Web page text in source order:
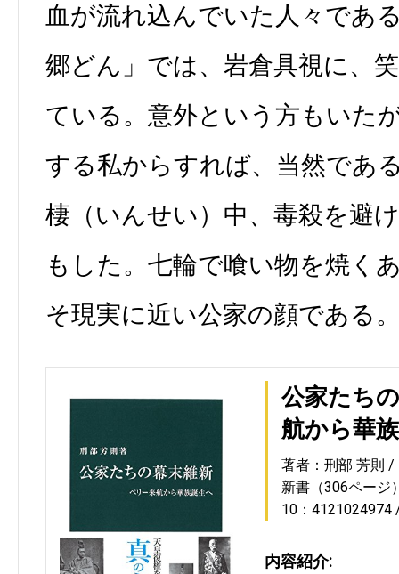
血が流れ込んでいた人々であ
郷どん」では、岩倉具視に、
ている。意外という方もいた
する私からすれば、当然であ
棲（いんせい）中、毒殺を避
もした。七輪で喰い物を焼く
そ現実に近い公家の顔である
公家たち
航から華
著者：刑部 芳則
新書（306ページ
10：4121024974
内容紹介: